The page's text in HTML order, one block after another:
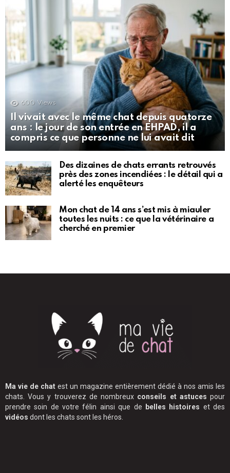
600 Views
Il vivait avec le même chat depuis quatorze
ans : le jour de son entrée en EHPAD, il a
compris ce que personne ne lui avait dit
Des dizaines de chats errants retrouvés
près des zones incendiées : le détail qui a
alerté les enquêteurs
Mon chat de 14 ans s’est mis à miauler
toutes les nuits : ce que la vétérinaire a
cherché en premier
Ma vie de chat est un magazine entièrement dédié à nos amis les
chats. Vous y trouverez de nombreux conseils et astuces pour
prendre soin de votre félin ainsi que de
belles histoires et des
vidéos dont les chats sont les héros.